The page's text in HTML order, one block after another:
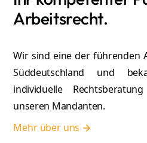
Arbeitsrecht.
Wir sind eine der führenden
Süddeutschland und
individuelle
unseren Mandanten.
Mehr über uns